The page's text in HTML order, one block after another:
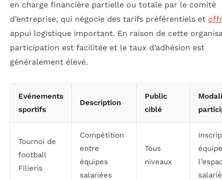
en charge financière partielle ou totale par le comité
d’entreprise, qui négocie des tarifs préférentiels et
appui logistique important. En raison de cette
participation est facilitée et le taux d’adhésion est
généralement élevé.
Evénements
sportifs
Description
Public
ciblé
Tournoi de
football
Filieris
Compétition
entre
équipes
salariées
Tous
niveaux
salarié